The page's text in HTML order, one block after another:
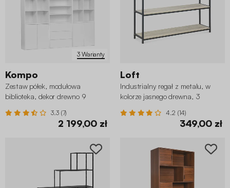
3 Warianty
Kompo
Zestaw półek, modułowa
biblioteka, dekor drewno 9
3.3 (7)
2 199,00 zł
Loft
Industrialny regał z metalu, w
kolorze jasnego drewna, 3
4.2 (14)
349,00 zł